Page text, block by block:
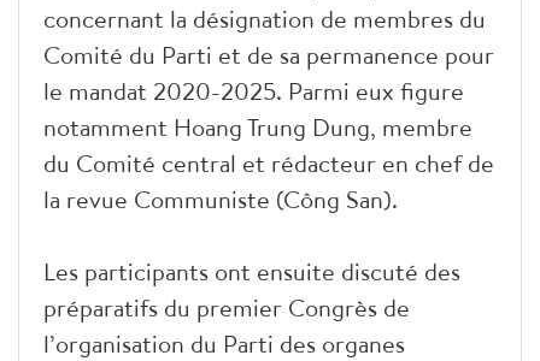
concernant la désignation de membres du
Comité du Parti et de sa permanence pour
le mandat 2020-2025. Parmi eux figure
notamment Hoang Trung Dung, membre
du Comité central et rédacteur en chef de
la revue Communiste (Công San).
Les participants ont ensuite discuté des
préparatifs du premier Congrès de
l’organisation du Parti des organes